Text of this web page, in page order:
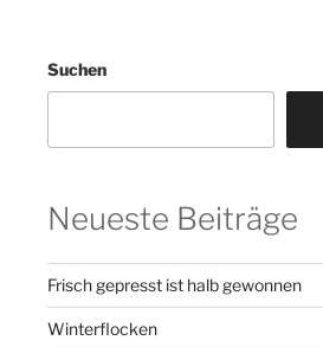
Suchen
Neueste Beiträge
Frisch gepresst ist halb gewonnen
Winterflocken